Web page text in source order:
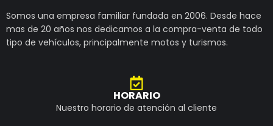
Somos una empresa familiar fundada en 2006. Desde hace
mas de 20 años nos dedicamos a la compra-venta de todo
tipo de vehículos, principalmente motos y turismos.
HORARIO
Nuestro horario de atención al cliente